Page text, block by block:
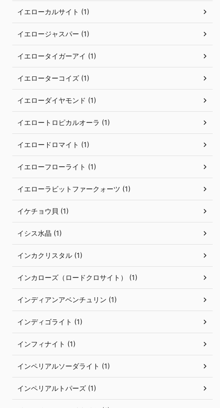
イエローカルサイト (1)
イエロージャスパー (1)
イエロータイガーアイ (1)
イエローターコイズ (1)
イエローダイヤモンド (1)
イエロートロピカルオーラ (1)
イエロードロマイト (1)
イエローフローライト (1)
イエローラビットファークォーツ (1)
イケチョウ貝 (1)
イシス水晶 (1)
インカクリスタル (1)
インカローズ（ロードクロサイト） (1)
インディアンアベンチュリン (1)
インディゴライト (1)
インフィナイト (1)
インペリアルソーダライト (1)
インペリアルトパーズ (1)